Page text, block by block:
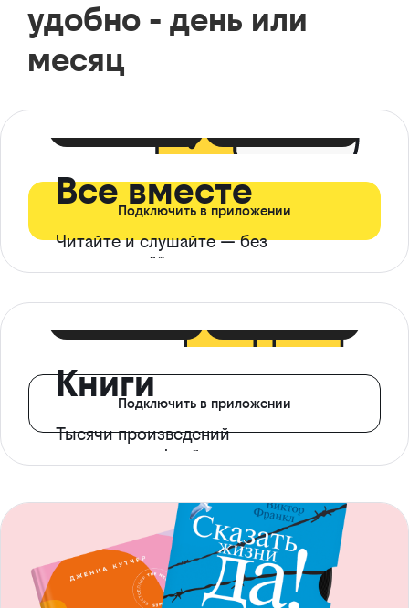
удобно - день или
месяц
Все вместе
Читайте и слушайте — без
ограничений*
Подключить в приложении
Книги
Тысячи произведений
с доступом офлайн
Подключить в приложении